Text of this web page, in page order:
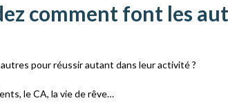
comment font les
pour réussir autant dans leur activité ?
le CA, la vie de rêve…